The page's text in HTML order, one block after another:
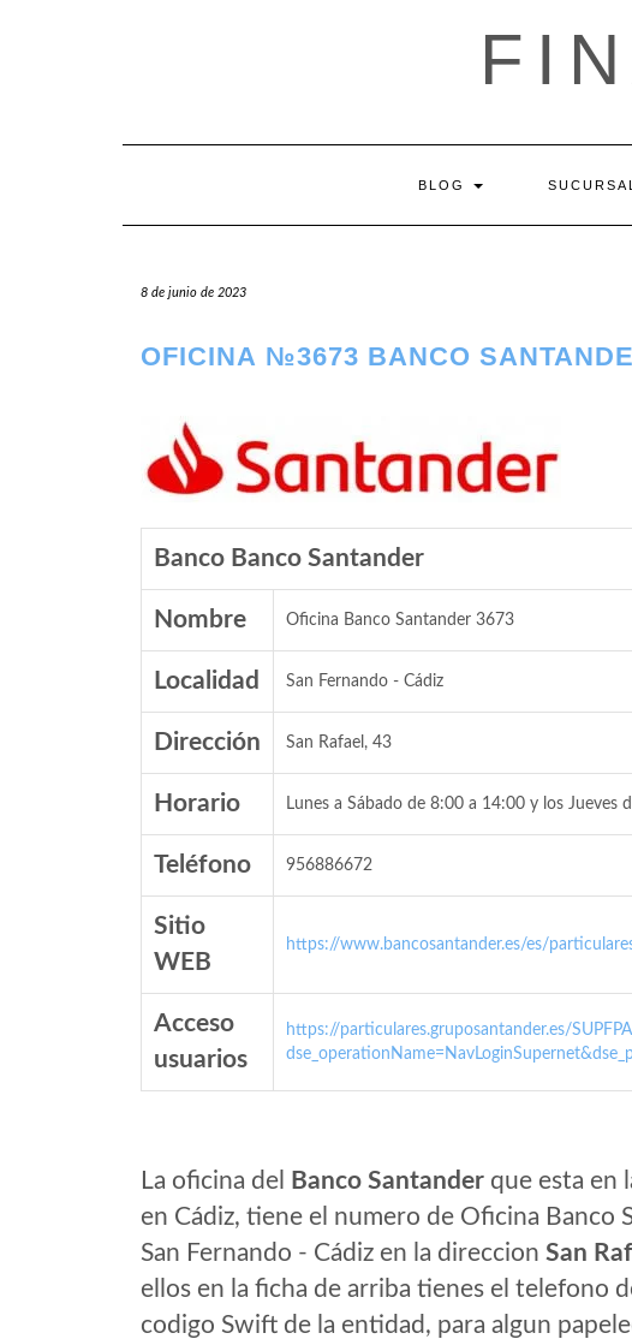
BLOG
8 de junio de 2023
OFICINA №3673 BANCO
Banco Banco Santander
Nombre Oficina Banco Santander 3673
Localidad San Fernando - Cádiz
Dirección San Rafael, 43
Horario Lunes a Sábado de 8:00 a 14:00 y los Jueves
Teléfono 956886672
Sitio
WEB
https://www.bancosantander.es/es/
Acceso
usuarios
https://particulares.gruposantander.es/
La oficina del Banco Santander que esta en
en Cádiz, tiene el numero de Oficina Banco
San Fernando - Cádiz en la direccion San
ellos en la ficha de arriba tienes el telefono
codigo Swift de la entidad, para algun